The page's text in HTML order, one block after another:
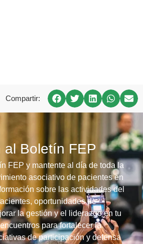
Compartir:
al Boletín FEP
FEP y mantente al día de toda la
asociativo de pacientes en
sobre las actividades del
oportunidades de
la gestión y el liderazgo en tu
para fortalecer la
de participación y defensa